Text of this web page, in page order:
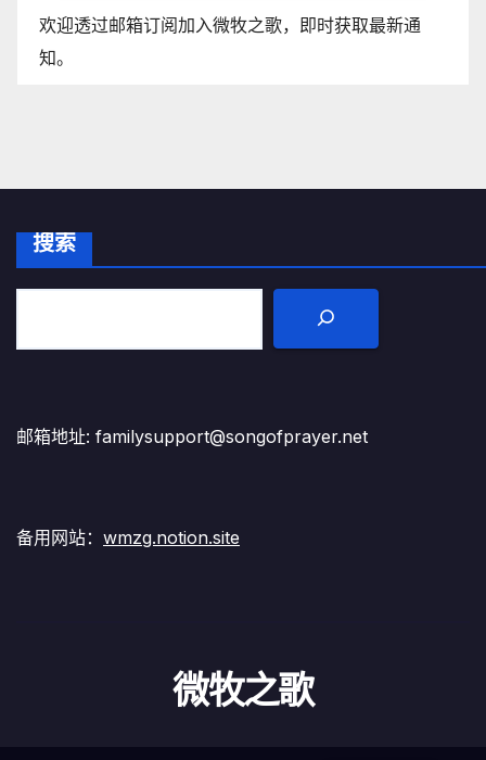
欢迎透过邮箱订阅加入微牧之歌，即时获取最新通
知。
搜索
邮箱地址: familysupport@songofprayer.net
备用网站： wmzg.notion.site
微牧之歌